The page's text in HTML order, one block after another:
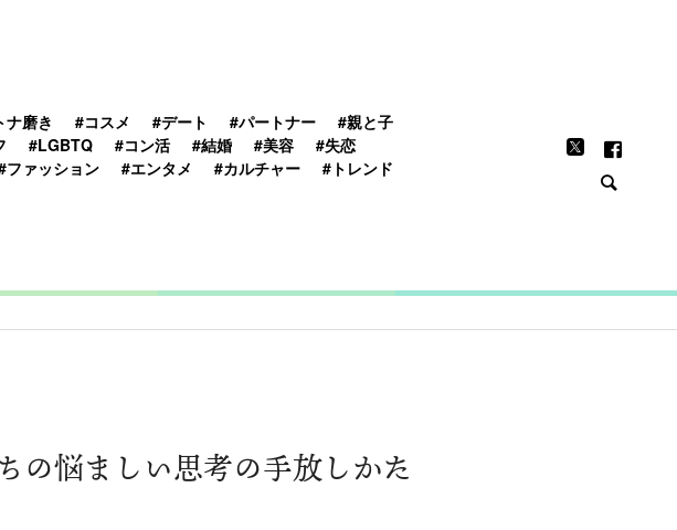
ナ磨き #コスメ #デート #パートナー
#親と子
#LGBTQ #コン活 #結婚 #美容
#失恋
ファッション #エンタメ #カルチャー #トレンド
の悩ましい思考の手放しかた